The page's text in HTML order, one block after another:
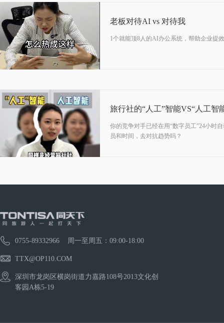
老板对待AI vs 对待我
1个就能顶8人的AI办公系统，帮助企业提
03-23
2026
旅行社的“人工”智能VS“人工智
你的竞争对手已经在用“数字员工”24小时
员和时间，去对抗趋势吗？
0755-89332966 周一至周五：09:00-18:00
TTX@OP110.COM
深圳市龙岗区横岗街道力嘉路108号2013文化创
客园A栋5-19